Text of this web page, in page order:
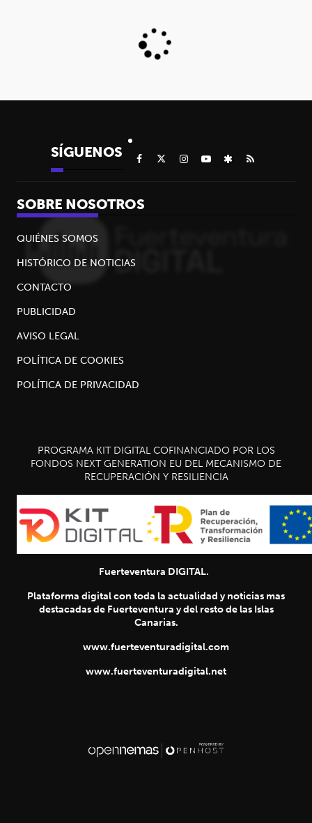
SÍGUENOS
SOBRE NOSOTROS
QUIÉNES SOMOS
HISTÓRICO DE NOTICIAS
CONTACTO
PUBLICIDAD
AVISO LEGAL
POLÍTICA DE COOKIES
POLÍTICA DE PRIVACIDAD
PROGRAMA KIT DIGITAL COFINANCIADO POR LOS
FONDOS NEXT GENERATION EU DEL MECANISMO DE
RECUPERACIÓN Y RESILIENCIA
Fuerteventura DIGITAL.
Plataforma digital con toda la actualidad y noticias mas
destacadas de Fuerteventura y del resto de las Islas
Canarias.
www.fuerteventuradigital.com
www.fuerteventuradigital.net